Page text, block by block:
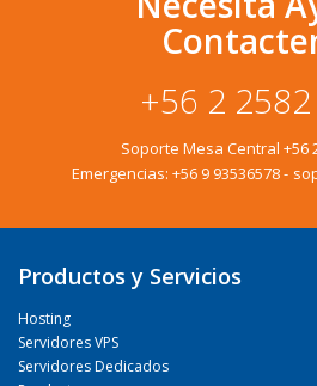
+56 2
Soporte Mesa Central +56
Emergencias: +56 9 93536578-
Productos y Servicios
Hosting
Servidores VPS
Servidores Dedicados